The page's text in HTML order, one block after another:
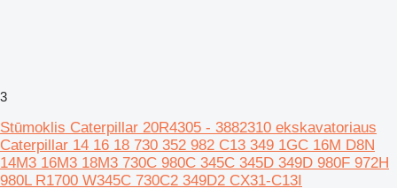
3
Stūmoklis Caterpillar 20R4305 - 3882310 ekskavatoriaus
Caterpillar 14 16 18 730 352 982 C13 349 1GC 16M D8N
14M3 16M3 18M3 730C 980C 345C 345D 349D 980F 972H
980L R1700 W345C 730C2 349D2 CX31-C13I